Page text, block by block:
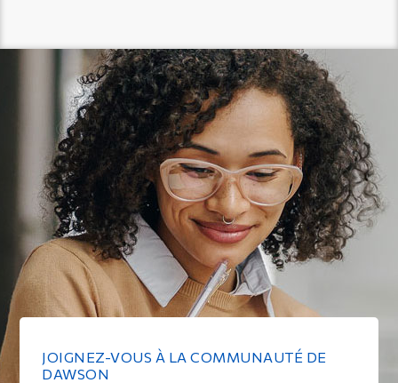
JOIGNEZ-VOUS À LA COMMUNAUTÉ DE
DAWSON